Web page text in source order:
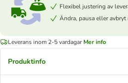
Flexibel justering av
Ändra, pausa eller
Leverans inom 2-5 vardagar Mer info
Produktinfo